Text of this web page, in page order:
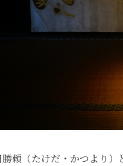
頼（たけだ・かつより